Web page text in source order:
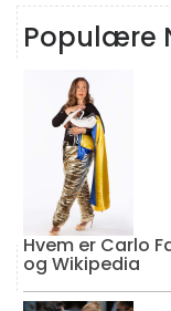
Populære
Hvem er Carlo
og Wikipedia